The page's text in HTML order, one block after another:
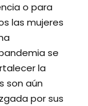
o para
las mujeres
se
la
son aún
por sus